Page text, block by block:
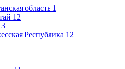
область 1
12
3
Республика 12